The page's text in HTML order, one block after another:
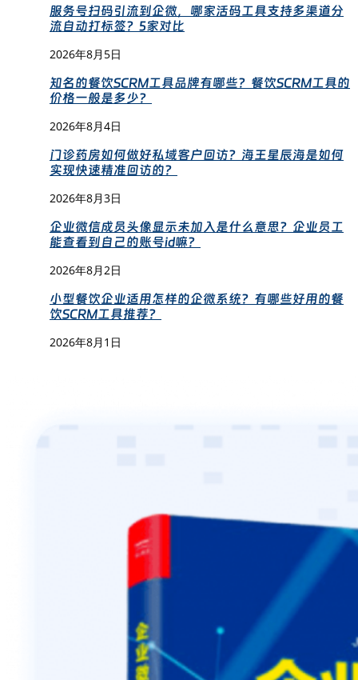
服务号扫码引流到企微，哪家活码工具支持多渠道分
流自动打标签？5家对比
2026年8月5日
知名的餐饮SCRM工具品牌有哪些？餐饮SCRM工具的
价格一般是多少？
2026年8月4日
门诊药房如何做好私域客户回访？海王星辰海是如何
实现快速精准回访的？
2026年8月3日
企业微信成员头像显示未加入是什么意思？企业员工
能查看到自己的账号id嘛？
2026年8月2日
小型餐饮企业适用怎样的企微系统？有哪些好用的餐
饮SCRM工具推荐？
2026年8月1日